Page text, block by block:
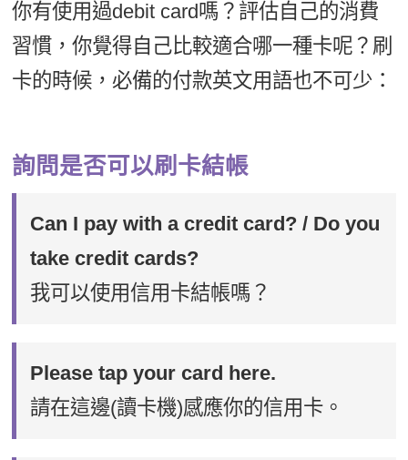
你有使用過debit card嗎？評估自己的消費
習慣，你覺得自己比較適合哪一種卡呢？刷
卡的時候，必備的付款英文用語也不可少：
詢問是否可以刷卡結帳
Can I pay with a credit card? / Do you
take credit cards?
我可以使用信用卡結帳嗎？
Please tap your card here.
請在這邊(讀卡機)感應你的信用卡。